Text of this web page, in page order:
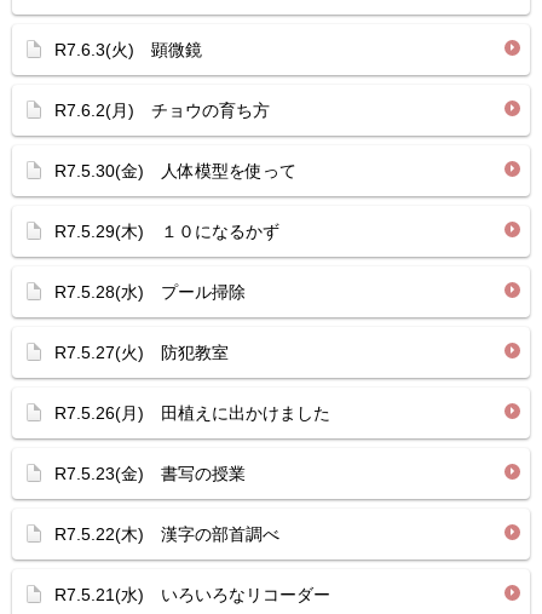
R7.6.3(火) 顕微鏡
R7.6.2(月) チョウの育ち方
R7.5.30(金) 人体模型を使って
R7.5.29(木) １０になるかず
R7.5.28(水) プール掃除
R7.5.27(火) 防犯教室
R7.5.26(月) 田植えに出かけました
R7.5.23(金) 書写の授業
R7.5.22(木) 漢字の部首調べ
R7.5.21(水) いろいろなリコーダー